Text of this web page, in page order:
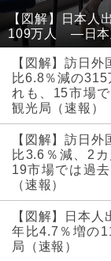
【図解】日本人
109万人 ―日本
【図解】訪日
比6.8％減の315
れも、15市場
観光局（速報）
【図解】訪日
比3.6％減、2
19市場では過
（速報）
【図解】日本
年比4.7％増の
局（速報）